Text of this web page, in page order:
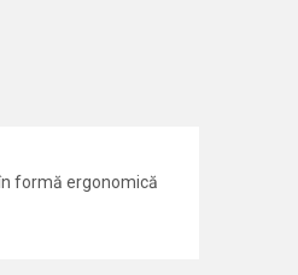
formă ergonomică